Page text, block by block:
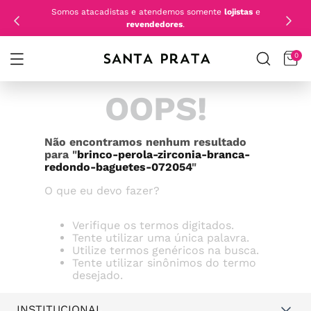
Somos atacadistas e atendemos somente lojistase
revendedores.
0
OOPS!
Não encontramos nenhum resultado
para "brinco-perola-zirconia-branca-
redondo-baguetes-072054"
O que eu devo fazer?
Verifique os termos digitados.
Tente utilizar uma única palavra.
Utilize termos genéricos na busca.
Tente utilizar sinônimos do termo
desejado.